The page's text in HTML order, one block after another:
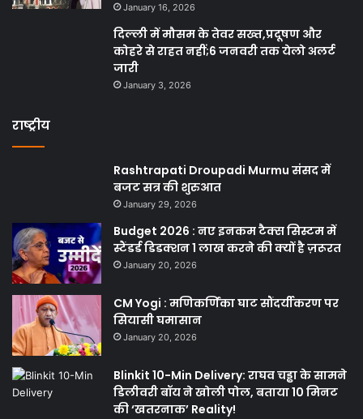
January 16, 2026
दिल्ली में मौसम के तेवर सख्त,प्रदूषण और
कोहरे से राहत नहीं;6 जनवरी तक येलो अलर्ट
जारी
January 3, 2026
राष्ट्रीय
Rashtrapati Droupadi Murmu संसद में
बजट सत्र की शुरुआत
January 29, 2026
Budget 2026 : नए इनकम टैक्स सिस्टम में
स्टैंडर्ड डिडक्शन 1 लाख करने की क्यों है ज़रूरत
January 20, 2026
CM Yogi : मणिकर्णिका घाट सौंदर्यीकरण पर
सियासी घमासान
January 20, 2026
Blinkit 10-Min Delivery: राघव चड्ढा के सामने
डिलीवरी बॉय ने खोली पोल, बताया 10 मिनट
की ‘खतरनाक’ Reality!